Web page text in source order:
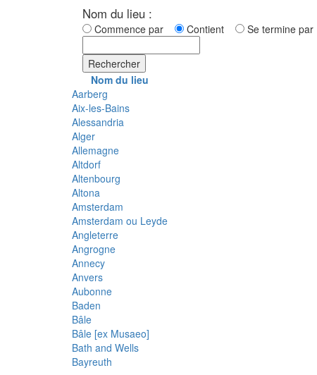
Nom du lieu :
Commence par Contient Se termine par
Rechercher
Nom du lieu
Aarberg
Aix-les-Bains
Alessandria
Alger
Allemagne
Altdorf
Altenbourg
Altona
Amsterdam
Amsterdam ou Leyde
Angleterre
Angrogne
Annecy
Anvers
Aubonne
Baden
Bâle
Bâle [ex Musaeo]
Bath and Wells
Bayreuth